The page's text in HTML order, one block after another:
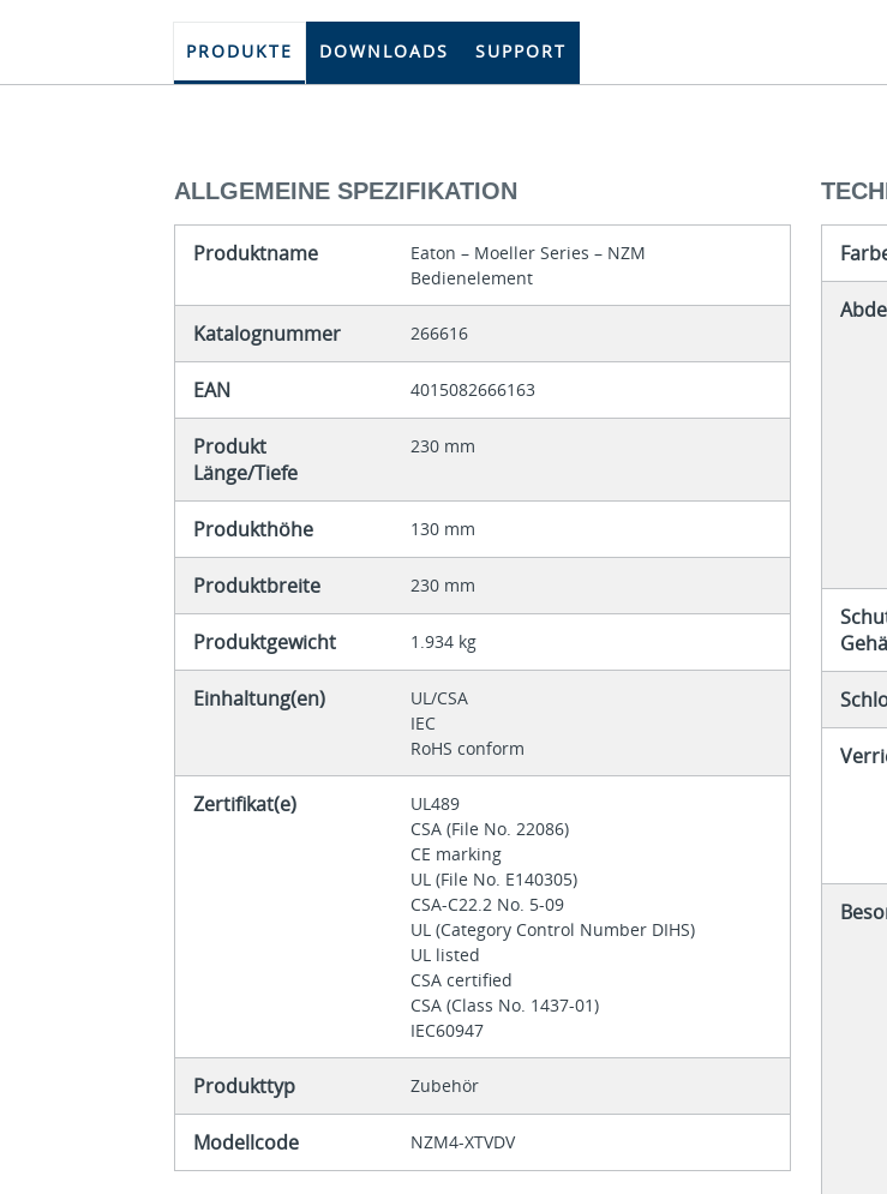
PRODUKTE DOWNLOADS SUPPORT
ALLGEMEINE SPEZIFIKATION
Produktname
Eaton – Moeller Series – NZM
Bedienelement
Katalognummer 266616
EAN 4015082666163
Produkt
Länge/Tiefe
230 mm
Produkthöhe 130 mm
Produktbreite 230 mm
Produktgewicht 1.934 kg
Einhaltung(en)
UL/CSA
IEC
RoHS conform
Zertifikat(e)
UL489
CSA (File No. 22086)
CE marking
UL (File No. E140305)
CSA-C22.2 No. 5-09
UL (Category Control Number DIHS)
UL listed
CSA certified
CSA (Class No. 1437-01)
IEC60947
Produkttyp Zubehör
Modellcode NZM4-XTVDV